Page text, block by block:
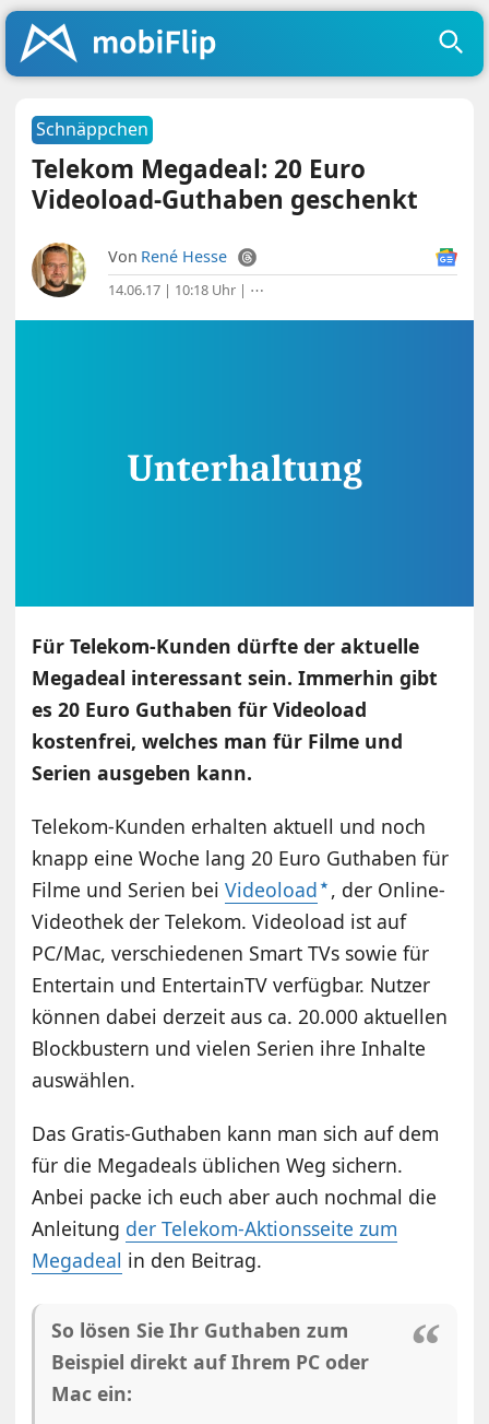
Schnäppchen
Telekom Megadeal: 20 Euro
Videoload-Guthaben geschenkt
Von René Hesse
14.06.17 | 10:18 Uhr | ⋯
Für Telekom-Kunden dürfte der aktuelle
Megadeal interessant sein. Immerhin gibt
es 20 Euro Guthaben für Videoload
kostenfrei, welches man für Filme und
Serien ausgeben kann.
Telekom-Kunden erhalten aktuell und noch
knapp eine Woche lang 20 Euro Guthaben für
Filme und Serien beiVideoload , der Online-
Videothek der Telekom. Videoload ist auf
PC/Mac, verschiedenen Smart TVs sowie für
Entertain und EntertainTV verfügbar. Nutzer
können dabei derzeit aus ca. 20.000 aktuellen
Blockbustern und vielen Serien ihre Inhalte
auswählen.
Das Gratis-Guthaben kann man sich auf dem
für die Megadeals üblichen Weg sichern.
Anbei packe ich euch aber auch nochmal die
Anleitung der Telekom-Aktionsseite zum
Megadeal in den Beitrag.
So lösen Sie Ihr Guthaben zum
Beispiel direkt auf Ihrem PC oder
Mac ein: